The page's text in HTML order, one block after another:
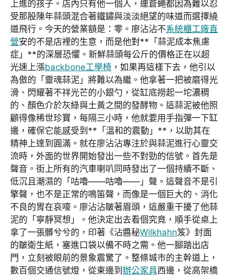
上進的孩子。店內只有他一個人，連蒼蠅都因為難以忍
受那股陳年蒜頭混合著鐵鏽與淡淡絕望的味道而選擇繞
道飛行。今天的營業額是：零。廖沾沾不系統櫃工廠直
營安的不是店裡的生意，而是他對**「蒜泥成本焦慮
症」**的深層恐懼。新鮮蒜頭每公斤的價格正在以超
光速上漲backbone工學椅 ，如果再這樣下去，他引以
為傲的「靈魂蒜泥」將難以為繼。他拿著一把被磨得光
滑、閃耀著不祥光芒的小銀勺，從缸底撈起一坨濃稠
的、顏色介於灰綠與土黃之間的發酵物。這蒜泥被他照
顧得像稀世珍寶，每隔三小時，他就要用手指彈一下缸
邊，確保它能感受到**「溫和的震動」**，以助其在
精神上達到圓滿。就在廖沾沾專注於與蒜泥進行心靈交
流時，外面的世界開始發出一些不對勁的信號。首先是
聲音。街上所有的汽車喇叭同時發出了一個持續不斷、
低沉且潮濕的「咕嚕——咕嚕——」聲。這聲音不是引
擎聲，也不是正常的鳴笛聲，而像是一個巨大的、消化
不良的胃在哀嚎。廖沾沾皺著眉頭，這嚴重干擾了他蒜
泥的「寧靜冥想」。他決定出去看個究竟，順手從桌上
拿了一張髒兮兮的，印著《沾醬秘Wilkhahn笈》封面
的皺衛生紙，塞進口袋以備不時之需。他一腳踏出店
門，立刻被眼前的景象震驚了。整條城市的主幹道上，
數百個交通信號燈，從東邊到 辦公家具西邊，從高架橋